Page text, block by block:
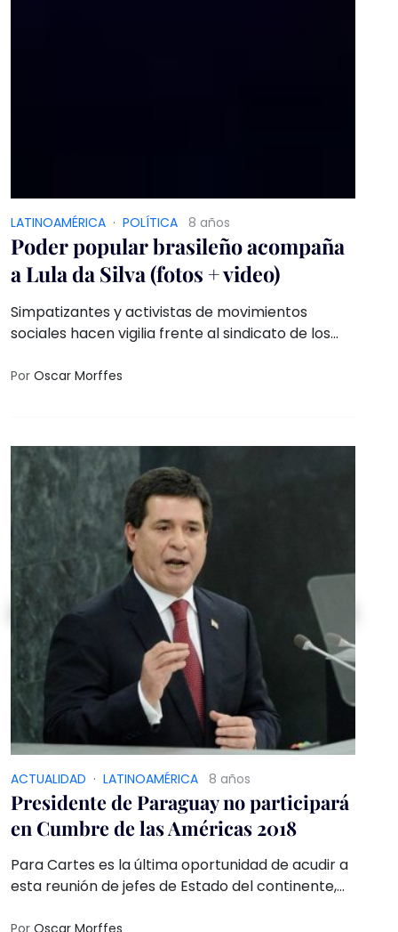
LATINOAMÉRICA · POLÍTICA 8 años
Poder popular brasileño acompaña
a Lula da Silva (fotos + video)
Simpatizantes y activistas de movimientos
sociales hacen vigilia frente al sindicato de los
Por Oscar Morffes
ACTUALIDAD · LATINOAMÉRICA 8 años
Presidente de Paraguay no participará
en Cumbre de las Américas 2018
Para Cartes es la última oportunidad de acudir a
esta reunión de jefes de Estado del continente,
Por Oscar Morffes